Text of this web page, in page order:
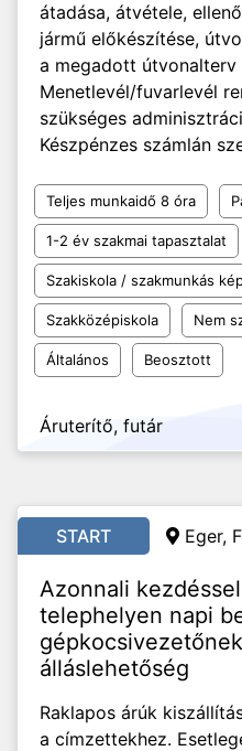
átadása, átvétele,
jármű előkészítése,
a megadott útvonalterv
Menetlevél/fuvarlevél
szükséges
Készpénzes számlán
Teljes munkaidő 8 óra
1-2 év szakmai tapasztalat
Szakiskola / szakmunkás
Szakközépiskola Nem
Általános Beosztott
Áruterítő, futár
START Eger,
Azonnali
telephelyen napi
gépkocsivezetőnek
álláslehetőség
Raklapos árúk
a címzettekhez.